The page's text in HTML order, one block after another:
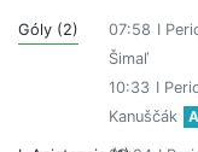
Góly (2) 07:58 I
Šimaľ
10:33 I
Kanuščák